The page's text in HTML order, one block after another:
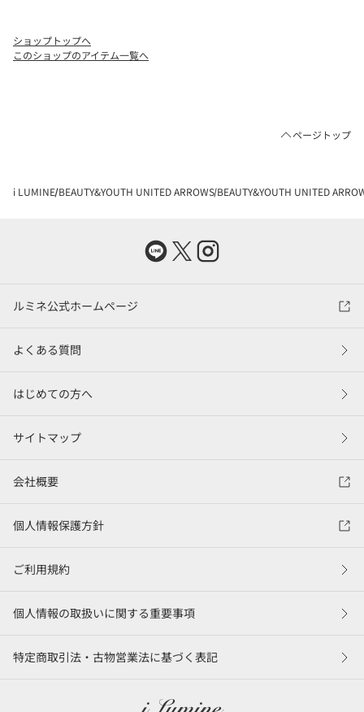
ショップトップへ
このショップのアイテム一覧へ
ページトップ
i LUMINE BEAUTY&YOUTH UNITED ARROWS BEAUTY&YOUTH UNITED
ルミネ公式ホームページ
よくある質問
はじめての方へ
サイトマップ
会社概要
個人情報保護方針
ご利用規約
個人情報の取扱いに関する重要事項
特定商取引法・古物営業法に基づく表記